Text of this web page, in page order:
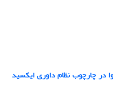
در چارچوب نظام داوری ایکسید